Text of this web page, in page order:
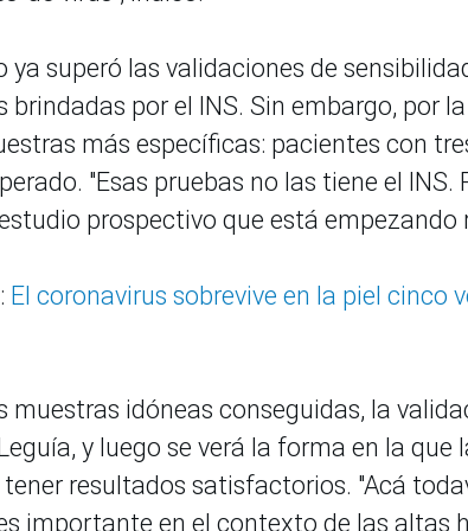
ya superó las validaciones de
brindadas por el INS. Sin embargo, por
más específicas: pacientes con
"Esas pruebas no las tiene el
prospectivo que está empezando
El coronavirus sobrevive en la piel cinco
muestras idóneas conseguidas, la
y luego se verá la forma en la que
resultados satisfactorios. "Acá
importante en el contexto de las altas